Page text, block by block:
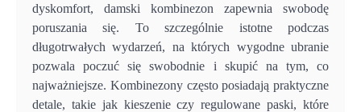
dyskomfort, damski kombinezon zapewnia swobodę
poruszania się. To szczególnie istotne podczas
długotrwałych wydarzeń, na których wygodne ubranie
pozwala poczuć się swobodnie i skupić na tym, co
najważniejsze. Kombinezony często posiadają praktyczne
detale, takie jak kieszenie czy regulowane paski, które